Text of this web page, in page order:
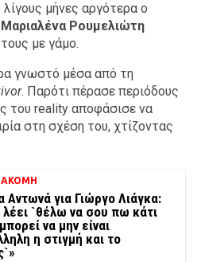
μήνες αργότερα ο
Μαριαλένα Ρουμελιώτη
με γάμο.
γνωστό μέσα από τη
. Παρότι πέρασε περιόδους
του reality αποφάσισε να
στη σχέση του, χτίζοντας
ΑΚΟΜΗ
Αντωνά για Γιώργο Λιάγκα:
`θέλω να σου πω κάτι
να μην είναι
η στιγμή και το